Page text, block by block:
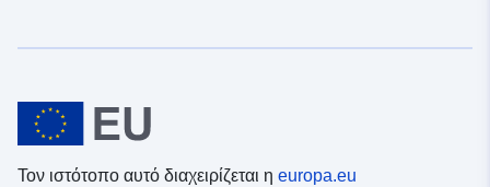
Τον ιστότοπο αυτό διαχειρίζεται η europa.eu